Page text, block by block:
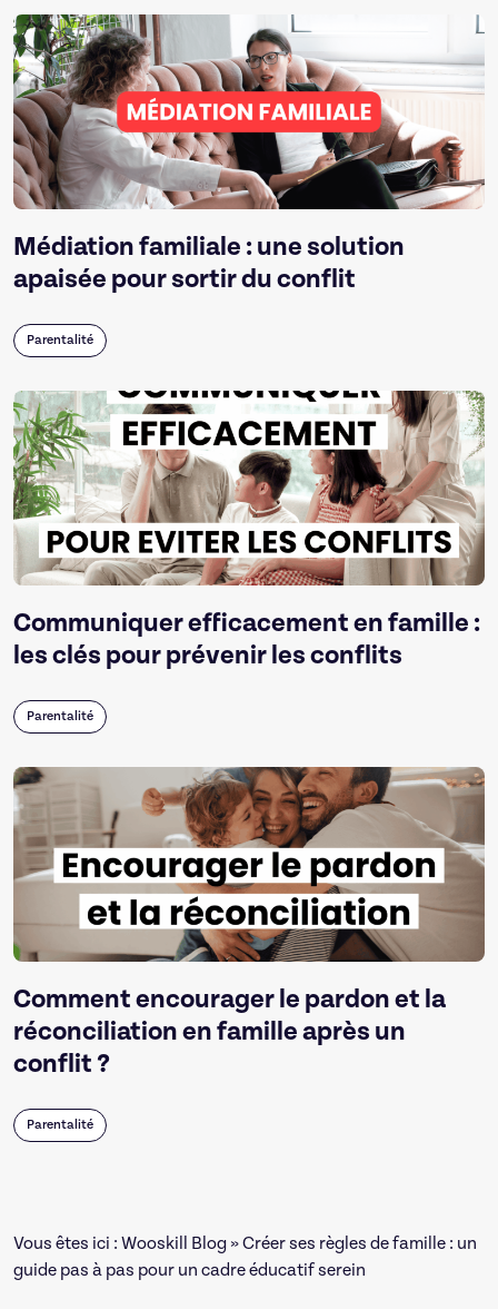
Médiation familiale : une solution
apaisée pour sortir du conflit
Parentalité
Communiquer efficacement en famille :
les clés pour prévenir les conflits
Parentalité
Comment encourager le pardon et la
réconciliation en famille après un
conflit ?
Parentalité
Vous êtes ici : Wooskill Blog » Créer ses règles de famille : un
guide pas à pas pour un cadre éducatif serein